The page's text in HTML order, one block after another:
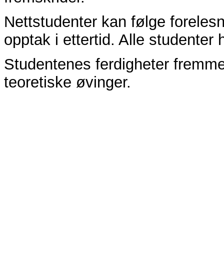
Nettstudenter kan følge
opptak i ettertid. Alle studenter
Studentenes ferdigheter
teoretiske øvinger.